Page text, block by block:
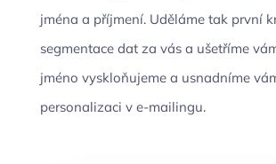
jména a příjmení. Uděláme tak první
segmentace dat za vás a ušetříme
jméno vyskloňujeme a usnadníme
personalizaci v e-mailingu.